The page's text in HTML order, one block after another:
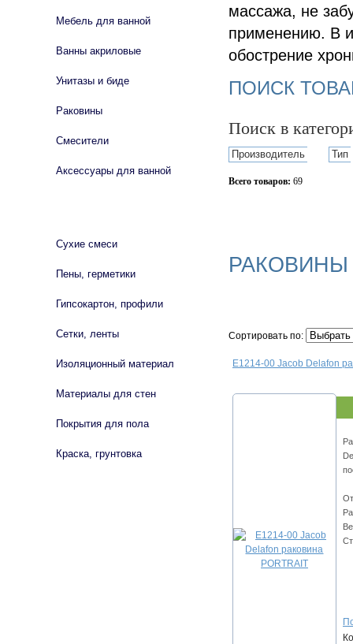
массажа, не
применению. В
обострение
ПОИСК
Поиск в
Производитель Тип
Всего товаров: 69
РАКОВИНЫ
Сортировать по:
E1214-00 Jacob Delafon
Мебель для ванной
Ванны акриловые
Унитазы и биде
Раковины
Смесители
Аксессуары для ванной
Сухие смеси
Пены, герметики
Гипсокартон, профили
Сетки, ленты
Изоляционный материал
Материалы для стен
Покрытия для пола
Краска, грунтовка